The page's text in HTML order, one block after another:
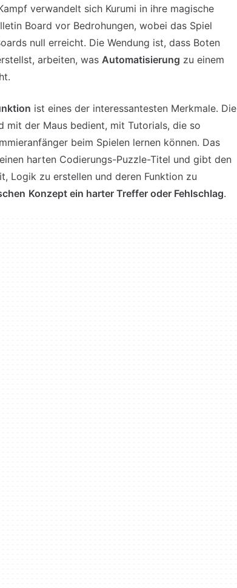
verwandelt sich Kurumi in ihre magische
Board vor Bedrohungen, wobei das Spiel
null erreicht. Die Wendung ist, dass Boten
arbeiten, was Automatisierung zu einem
ist eines der interessantesten Merkmale. Die
mit der Maus bedient, mit Tutorials, die so
beim Spielen lernen können. Das
harten Codierungs-Puzzle-Titel und gibt den
Logik zu erstellen und deren Funktion zu
Konzept ein harter Treffer oder Fehlschlag.